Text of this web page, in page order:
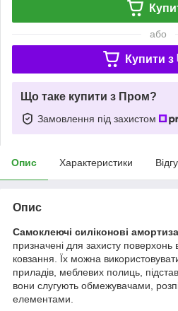
або
Купити з
Що таке купити з Пром?
Замовлення під захистом
Опис Характеристики
Опис
Самоклеючі силіконові
призначені для захисту поверхонь
ковзання. Їх можна
приладів, меблевих полиць,
вони слугують обмежувачами,
елементами.